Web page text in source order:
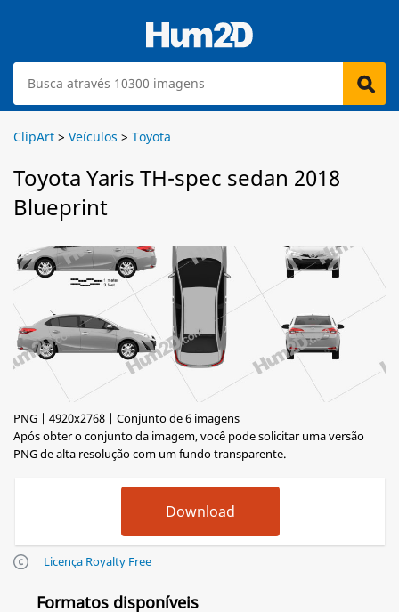
ClipArt > Veículos > Toyota
Toyota Yaris TH-spec sedan 2018
Blueprint
PNG | 4920x2768 | Conjunto de 6 imagens
Após obter o conjunto da imagem, você pode solicitar uma versão
PNG de alta resolução com um fundo transparente.
Licença Royalty Free
Formatos disponíveis